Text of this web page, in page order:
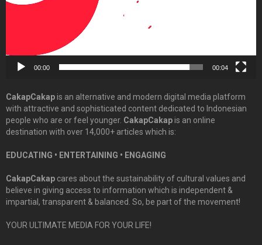
00:00 00:04
CakapCakapis an alternative and modern digital media platform
with attractive and sophisticated content dedicated to Indonesian
people who are or feel younger. CakapCakapis an online
destination with over 14,000+ articles which is:
EDUCATING • ENTERTAINING • ENGAGING
CakapCakap cares about the sustainability of cultural values and
believe in giving access to information which is independent &
impartial, transparent & balanced. So, be part of the movement!
YOUR ULTIMATE MEDIA FOR YOUR LIFE!